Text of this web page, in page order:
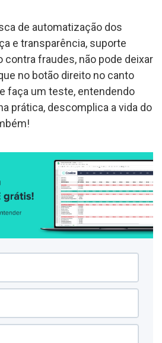
de automatização dos
e transparência, suporte
fraudes, não pode deixar
no botão direito no canto
faça um teste, entendendo
prática, descomplica a vida do